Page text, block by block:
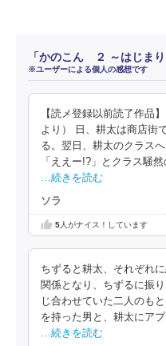
「かのこん ２ ～はじま
※ユーザーによる個人の感想です
【読メ登録以前読了作品
より） 日、耕太は商店街
る。翌日、耕太のクラス
「ええー!?」とクラス騒
…続きを読む
ソラ
5人がナイス！しています
ちずると耕太、それぞれ
関係となり、ちずるに振
じ合わせていた二人のも
を持った男と、耕太にア
…続きを読む